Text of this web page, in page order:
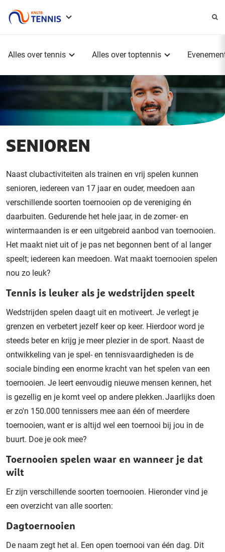
Alles over tennis Alles over toptennis
SENIOREN
Naast clubactiviteiten als trainen en vrij spelen kunnen
senioren, iedereen van 17 jaar en ouder, meedoen aan
verschillende soorten toernooien op de vereniging én
daarbuiten. Gedurende het hele jaar, in de zomer- en
wintermaanden is er een uitgebreid aanbod van toernooien.
Het maakt niet uit of je pas net begonnen bent of al langer
speelt; iedereen kan meedoen. Wat maakt toernooien spelen
nou zo leuk?
Tennis is leuker als je wedstrijden speelt
Wedstrijden spelen daagt uit en motiveert. Je verlegt je
grenzen en verbetert jezelf keer op keer. Hierdoor word je
steeds beter en krijg je meer plezier in de sport. Naast de
ontwikkeling van je spel- en tennisvaardigheden is de
sociale binding een enorme kracht van het spelen van een
toernooien. Je leert eenvoudig nieuwe mensen kennen, het
is gezellig en je komt veel op andere plekken. Jaarlijks doen
er zo'n 150.000 tennissers mee aan één of meerdere
toernooien, want er is altijd wel een toernooi bij jou in de
buurt. Doe je ook mee?
Toernooien spelen waar en wanneer je dat
wilt
Er zijn verschillende soorten toernooien. Hieronder vind je
een overzicht van alle soorten:
Dagtoernooien
De naam zegt het al. Een open toernooi van één dag. Dit